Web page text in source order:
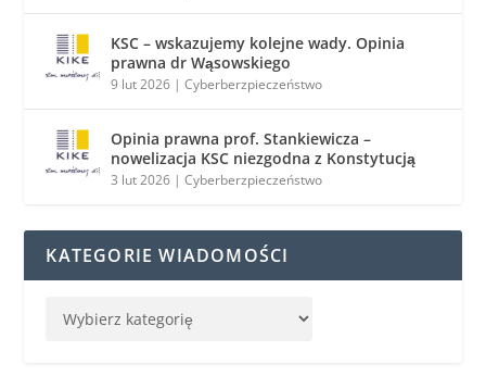
KSC – wskazujemy kolejne wady. Opinia
prawna dr Wąsowskiego
9 lut 2026 |Cyberberzpieczeństwo
Opinia prawna prof. Stankiewicza –
nowelizacja KSC niezgodna z Konstytucją
3 lut 2026 |Cyberberzpieczeństwo
KATEGORIE WIADOMOŚCI